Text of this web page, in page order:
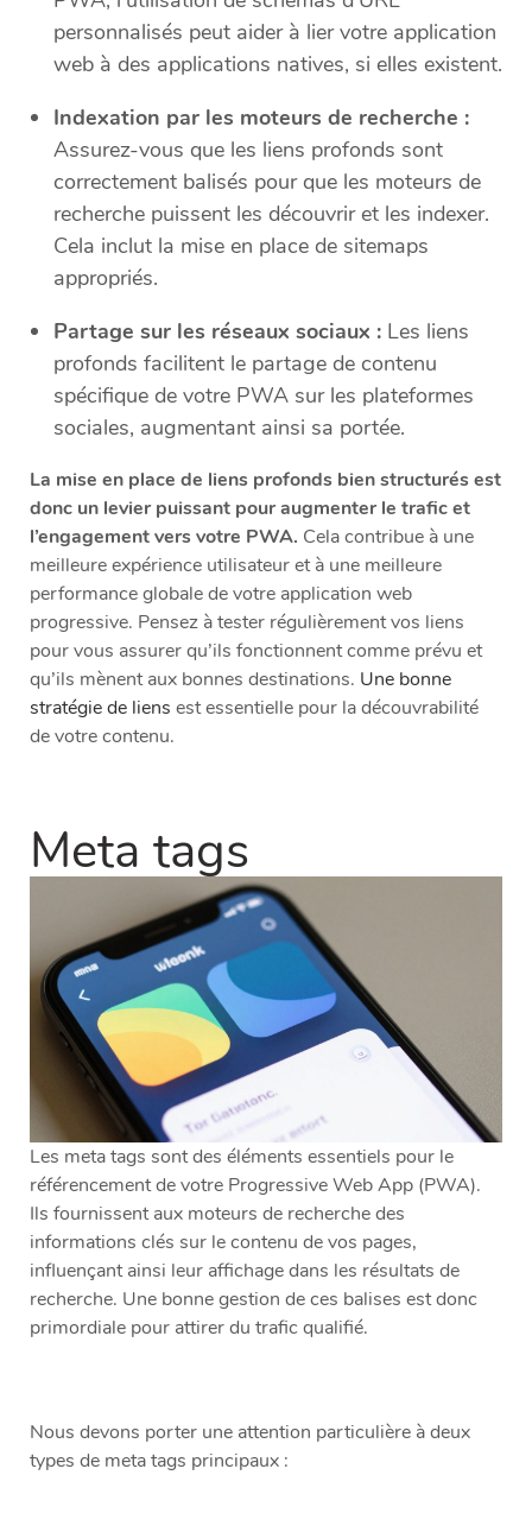
personnalisés peut aider à lier votre application
web à des applications natives, si elles existent.
Indexation par les moteurs de recherche :
Assurez-vous que les liens profonds sont
correctement balisés pour que les moteurs de
recherche puissent les découvrir et les indexer.
Cela inclut la mise en place de sitemaps
appropriés.
Partage sur les réseaux sociaux : Les liens
profonds facilitent le partage de contenu
spécifique de votre PWA sur les plateformes
sociales, augmentant ainsi sa portée.
La mise en place de liens profonds bien structurés est
donc un levier puissant pour augmenter le trafic et
l’engagement vers votre PWA. Cela contribue à une
meilleure expérience utilisateur et à une meilleure
performance globale de votre application web
progressive. Pensez à tester régulièrement vos liens
pour vous assurer qu’ils fonctionnent comme prévu et
qu’ils mènent aux bonnes destinations. Une bonne
stratégie de liens est essentielle pour la découvrabilité
de votre contenu.
Meta tags
Les meta tags sont des éléments essentiels pour le
référencement de votre Progressive Web App (PWA).
Ils fournissent aux moteurs de recherche des
informations clés sur le contenu de vos pages,
influençant ainsi leur affichage dans les résultats de
recherche. Une bonne gestion de ces balises est donc
primordiale pour attirer du trafic qualifié.
Nous devons porter une attention particulière à deux
types de meta tags principaux :